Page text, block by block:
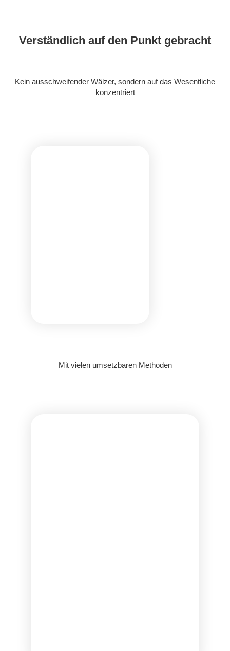
Verständlich auf den Punkt gebracht
Kein ausschweifender Wälzer, sondern auf das Wesentliche
konzentriert
Mit vielen umsetzbaren Methoden